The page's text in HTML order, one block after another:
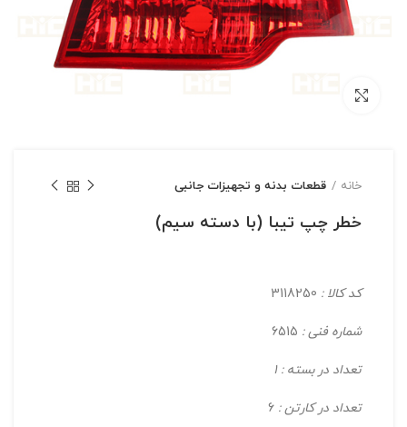
خانه قطعات بدنه و تجهیزات جانبی
خطر چپ تیبا (با دسته سیم)
کد کالا :
شماره فنی :
تعداد در بسته : 1
تعداد در کارتن :